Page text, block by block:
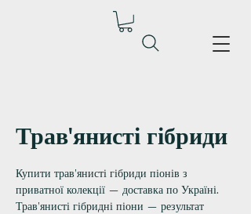
Трав'янисті гібриди
Купити трав'янисті гібриди піонів з
приватної колекції — доставка по Україні.
Трав'янисті гібридні піони — результат